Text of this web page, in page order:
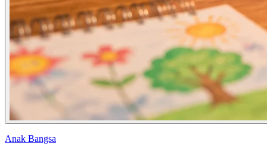
Anak Bangsa